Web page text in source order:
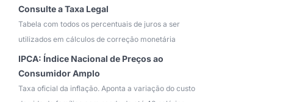
Consulte a Taxa Legal
Tabela com todos os percentuais de juros a ser
utilizados em cálculos de correção monetária
IPCA: Índice Nacional de Preços ao
Consumidor Amplo
Taxa oficial da inflação. Aponta a variação do custo